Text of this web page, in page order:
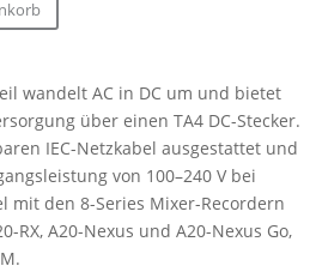
wandelt AC in DC um und bietet
über einen TA4 DC-Stecker.
IEC-Netzkabel ausgestattet und
von 100–240 V bei
mit den 8-Series Mixer-Recordern
RX, A20-Nexus und A20-Nexus Go,